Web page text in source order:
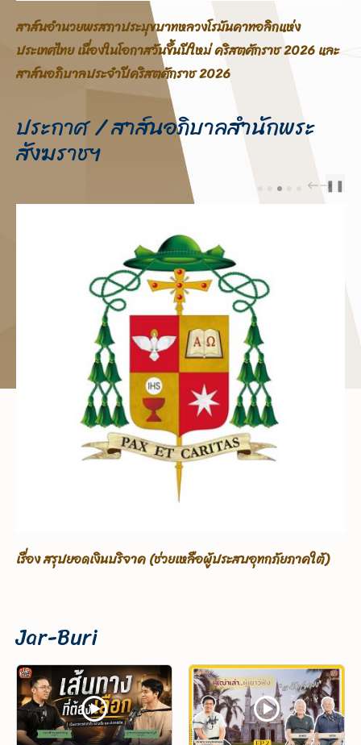
สาส์นอภิบาลสภาประมุขบาทหลวงโรมันคาทอลิกแห่ง
ประเทศไทย โอกาสสมโภชพระคริสตสมภพ คริสตศักราช 2025
ประกาศ / สาส์นอภิบาลสำนักพระ
สังฆราชฯ
PREVNEXT
❚❚
เรื่อง ขอรับบริจาคเพื่อช่วยเหลือผู้ประสบอุทกภัยภาคใต้
Jar-Buri